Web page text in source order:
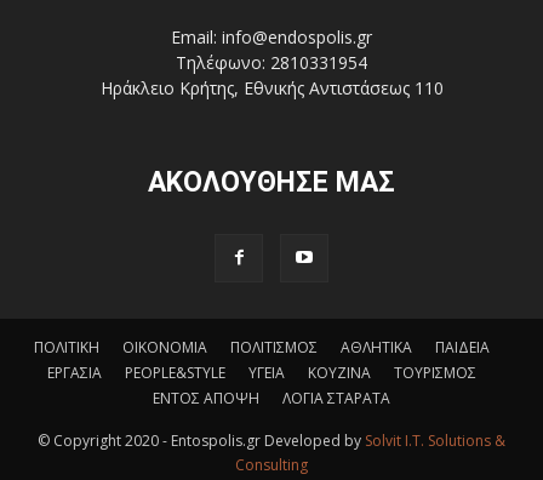
Email: info@endospolis.gr
Τηλέφωνο: 2810331954
Ηράκλειο Κρήτης, Εθνικής Αντιστάσεως 110
ΑΚΟΛΟΥΘΗΣΕ ΜΑΣ
ΠΟΛΙΤΙΚΗ ΟΙΚΟΝΟΜΙΑ ΠΟΛΙΤΙΣΜΟΣ ΑΘΛΗΤΙΚΑ
ΠΑΙΔΕΙΑ
ΕΡΓΑΣΙΑ
PEOPLE&STYLE ΥΓΕΙΑ ΚΟΥΖΙΝΑ
ΤΟΥΡΙΣΜΟΣ
ΕΝΤΟΣ ΑΠΟΨΗ
ΛΟΓΙΑ ΣΤΑΡΑΤΑ
© Copyright 2020 - Entospolis.gr Developed by Solvit I.T. Solutions &
Consulting